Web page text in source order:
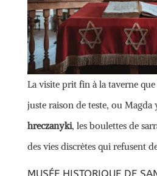
La visite prit fin à la taverne
juste raison de teste, ou Magda
hreczanyki, les boulettes de
des vies discrètes qui refusent
MUSÉE HISTORIQUE DE